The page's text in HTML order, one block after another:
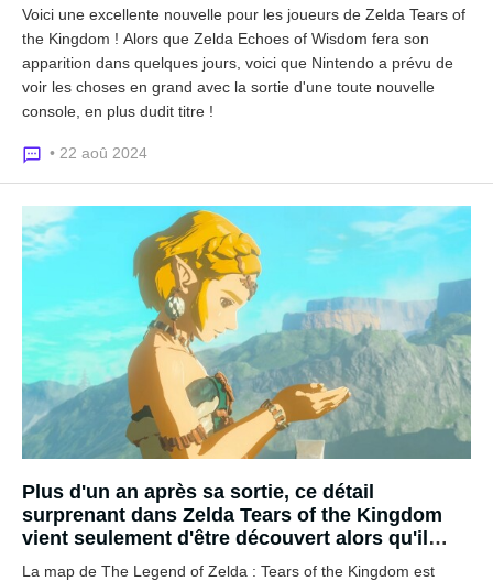
Voici une excellente nouvelle pour les joueurs de Zelda Tears of
the Kingdom ! Alors que Zelda Echoes of Wisdom fera son
apparition dans quelques jours, voici que Nintendo a prévu de
voir les choses en grand avec la sortie d'une toute nouvelle
console, en plus dudit titre !
• 22 aoû 2024
Plus d'un an après sa sortie, ce détail
surprenant dans Zelda Tears of the Kingdom
vient seulement d'être découvert alors qu'il
concerne toute la région d'Hyrule
La map de The Legend of Zelda : Tears of the Kingdom est